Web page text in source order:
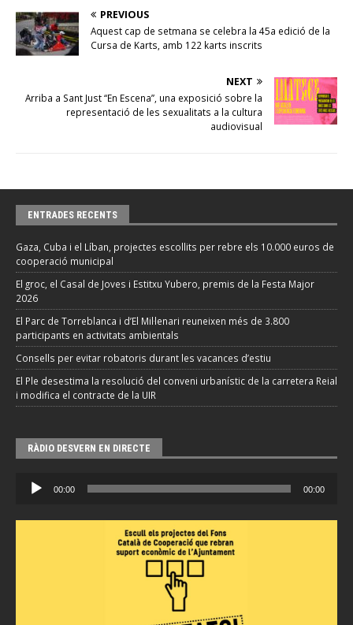
PREVIOUS
Aquest cap de setmana se celebra la 45a edició de la
Cursa de Karts, amb 122 karts inscrits
NEXT
Arriba a Sant Just “En Escena”, una exposició sobre la
representació de les sexualitats a la cultura
audiovisual
ENTRADES RECENTS
Gaza, Cuba i el Líban, projectes escollits per rebre els 10.000 euros de
cooperació municipal
El groc, el Casal de Joves i Estitxu Yubero, premis de la Festa Major
2026
El Parc de Torreblanca i d’El Mil·lenari reuneixen més de 3.800
participants en activitats ambientals
Consells per evitar robatoris durant les vacances d’estiu
El Ple desestima la resolució del conveni urbanístic de la carretera Reial
i modifica el contracte de la UIR
RÀDIO DESVERN EN DIRECTE
Reproductor
d'àudio
00:00 00:00